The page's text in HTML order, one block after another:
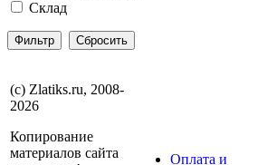
Склад
(с) Zlatiks.ru, 2008-
2026
Копирование
материалов сайта
Оплата и